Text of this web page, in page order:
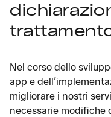
Nel corso dello
app e
migliorare i nostri
necessarie modifiche